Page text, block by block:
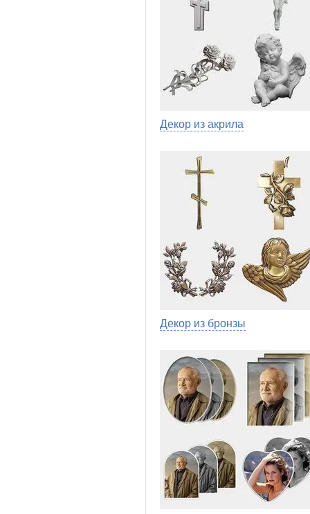
Декор из акрила
Декор из бронзы